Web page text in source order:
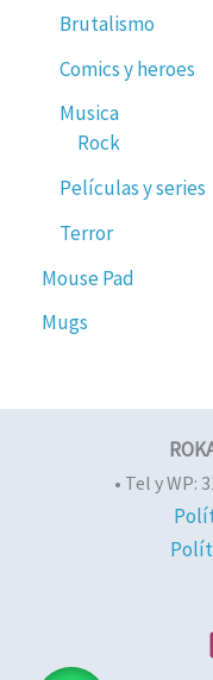
Brutalismo
Comics y heroes
Musica
Rock
Películas y series
Terror
Mouse Pad
Mugs
• Tel y WP: